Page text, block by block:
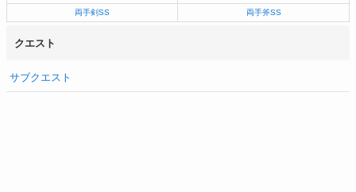
両手剣SS 両手斧SS
クエスト
サブクエスト